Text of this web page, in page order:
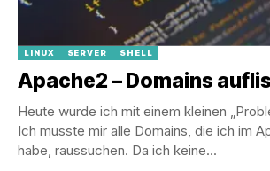
LINUX SERVER SHELL
Apache2 – Domains
Heute wurde ich mit einem kleinen
Ich musste mir alle Domains, die ich im
habe, raussuchen. Da ich keine...